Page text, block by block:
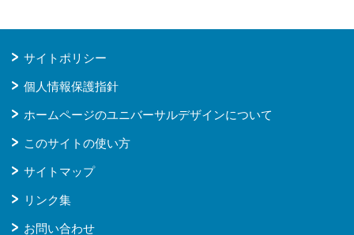
サイトポリシー
個人情報保護指針
ホームページのユニバーサルデザインについて
このサイトの使い方
サイトマップ
リンク集
お問い合わせ